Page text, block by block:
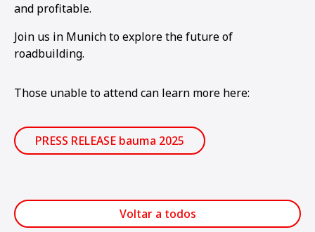
and profitable.
Join us in Munich to explore the future of
roadbuilding.
Those unable to attend can learn more here:
PRESS RELEASE bauma 2025
Voltar a todos